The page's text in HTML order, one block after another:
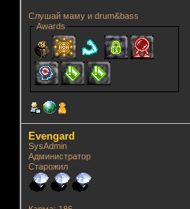
Слушай маму и drum&bass
Awards
Evengard
SysAdmin
Администратор
Старожил